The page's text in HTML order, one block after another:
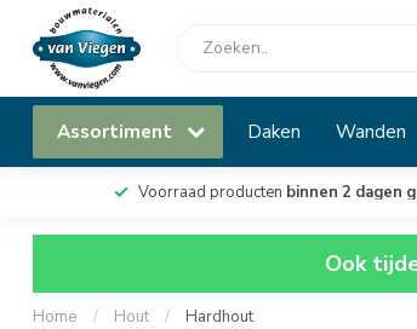
Assortiment Daken Wanden
Voorraad producten binnen 2 dagen
Ook
Home / Hout / Hardhout